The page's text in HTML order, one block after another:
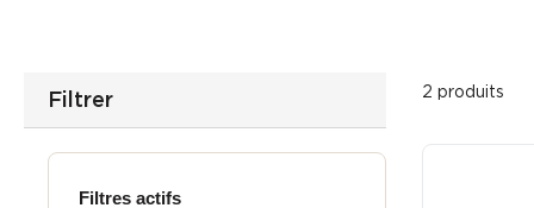
Filtrer
Filtres actifs
2 produits